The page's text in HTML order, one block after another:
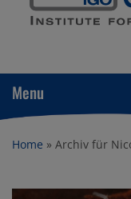
Menu
Home » Archiv für